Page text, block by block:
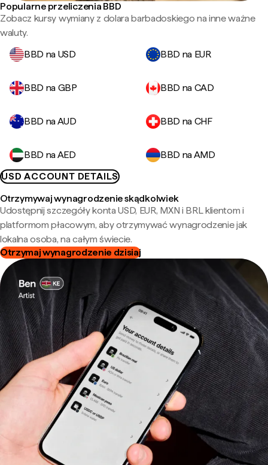
Popularne przeliczenia BBD
Zobacz kursy wymiany z dolara barbadoskiego na inne ważne
waluty.
BBD na USD
BBD na EUR
BBD na GBP BBD na CAD
BBD na AUD BBD na CHF
BBD na AED
BBD na AMD
USD ACCOUNT DETAILS
Otrzymywaj wynagrodzenie skądkolwiek
Udostępnij szczegóły konta USD, EUR, MXN i BRL klientom i
platformom płacowym, aby otrzymywać wynagrodzenie jak
lokalna osoba, na całym świecie.
Otrzymaj wynagrodzenie dzisiaj